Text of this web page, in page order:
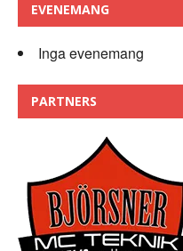
EVENEMANG
Inga evenemang
PARTNERS